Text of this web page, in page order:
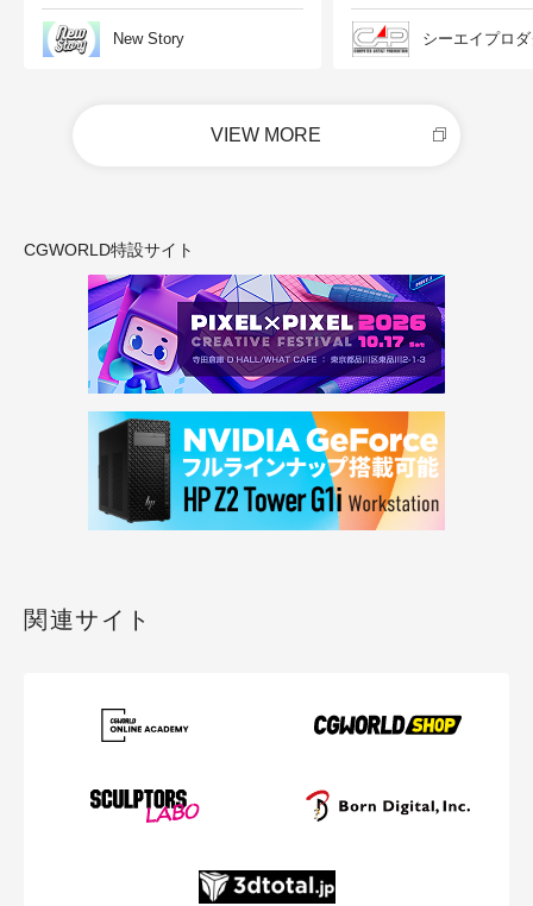
New Story シーエイプロ
VIEW MORE
CGWORLD特設サイト
関連サイト